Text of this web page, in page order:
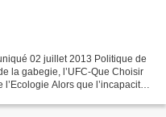
02 juillet 2013 Politique de
la gabegie, l’UFC-Que Choisir
Alors que l’incapacité